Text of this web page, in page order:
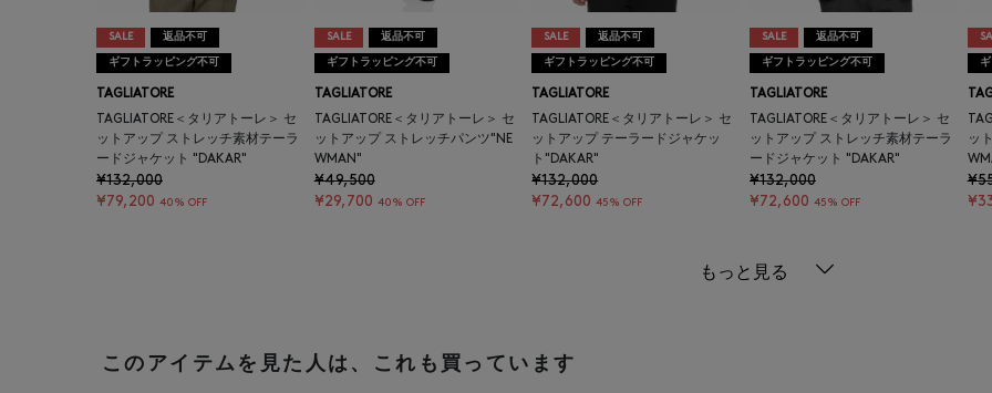
SALE 返品不可
ギフトラッピング不可
TAGLIATORE
TAGLIATORE＜タリアトーレ＞ セ
ットアップ ストレッチ素材テーラ
ードジャケット "DAKAR"
¥132,000
¥79,200 40% OFF
SALE 返品不可
ギフトラッピング不可
TAGLIATORE
TAGLIATORE＜タリアトーレ＞ セ
ットアップ ストレッチパンツ"NE
WMAN"
¥49,500
¥29,700 40% OFF
SALE 返品不可
ギフトラッピング不可
TAGLIATORE
TAGLIATORE＜タリアトーレ＞ セ
ットアップ テーラードジャケッ
ト"DAKAR"
¥132,000
¥72,600 45% OFF
SALE 返品不可
ギフトラッピング不可
TAGLIATORE
TAGLIATORE＜タリアトーレ＞ セ
ットアップ ストレッチ素材テーラ
ードジャケット "DAKAR"
¥132,000
¥72,600 45% OFF
ッ
もっと見る
このアイテムを見た人は、これも買っています